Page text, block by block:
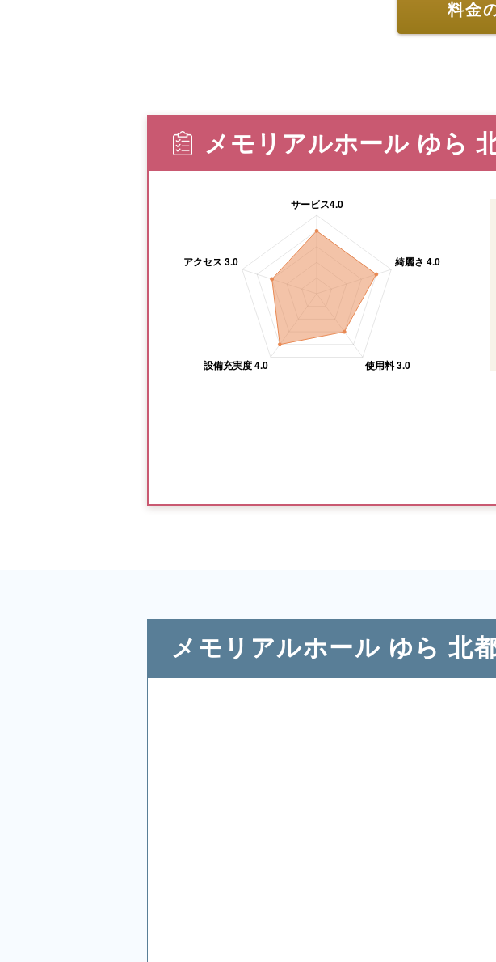
料金
メモリアルホール ゆら
メモリアルホール ゆら 北